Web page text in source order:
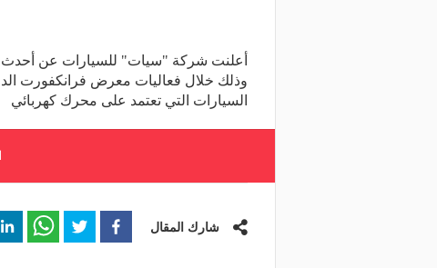
وذلك خلال فعاليات معرض فرانكفورت
السيارات التي تعتمد على محرك كهربائي
شارك المقال